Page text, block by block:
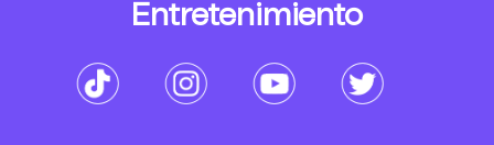
Entretenimiento